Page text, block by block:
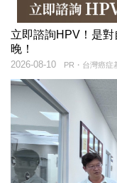
立即諮詢HPV！是
晚！
PR・台灣癌症
2026-08-10